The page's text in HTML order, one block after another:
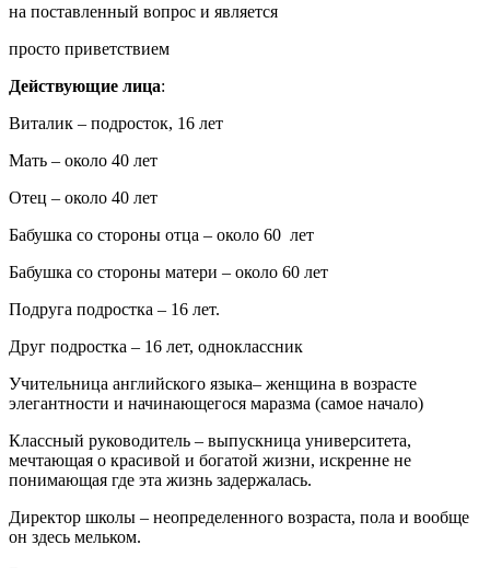
на поставленный вопрос и является
просто приветствием
Действующие лица:
Виталик – подросток, 16 лет
Мать – около 40 лет
Отец – около 40 лет
Бабушка со стороны отца – около 60 лет
Бабушка со стороны матери – около 60 лет
Подруга подростка – 16 лет.
Друг подростка – 16 лет, одноклассник
Учительница английского языка– женщина в возрасте
элегантности и начинающегося маразма (самое начало)
Классный руководитель – выпускница университета,
мечтающая о красивой и богатой жизни, искренне не
понимающая где эта жизнь задержалась.
Директор школы – неопределенного возраста, пола и вообще
он здесь мельком.